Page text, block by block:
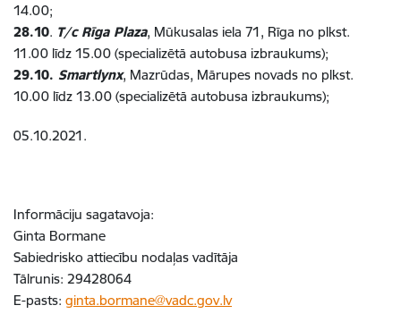
14.00;
28.10. T/c Rīga Plaza, Mūkusalas iela 71, Rīga no plkst.
11.00 līdz 15.00 (specializētā autobusa izbraukums);
29.10. Smartlynx, Mazrūdas, Mārupes novads no plkst.
10.00 līdz 13.00 (specializētā autobusa izbraukums);
05.10.2021.
Informāciju sagatavoja:
Ginta Bormane
Sabiedrisko attiecību nodaļas vadītāja
Tālrunis: 29428064
E-pasts: ginta.bormane@vadc.gov.lv